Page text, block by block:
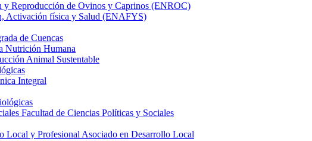
y Reproducción de Ovinos y Caprinos (ENROC)
Activación física y Salud (ENAFYS)
de Cuencas
Nutrición Humana
Animal Sustentable
Integral
Facultad de Ciencias Políticas y Sociales
Local y Profesional Asociado en Desarrollo Local